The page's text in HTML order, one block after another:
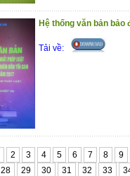
Hệ thống văn bản
Tải về:
2 3 4 5 6 7 8 9
28 29 30 31 32 33